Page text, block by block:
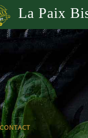
La Paix
CONTACT